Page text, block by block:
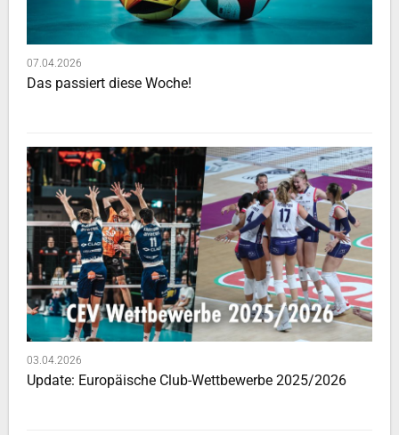
07.04.2026
Das passiert diese Woche!
03.04.2026
Update: Europäische Club-Wettbewerbe 2025/2026